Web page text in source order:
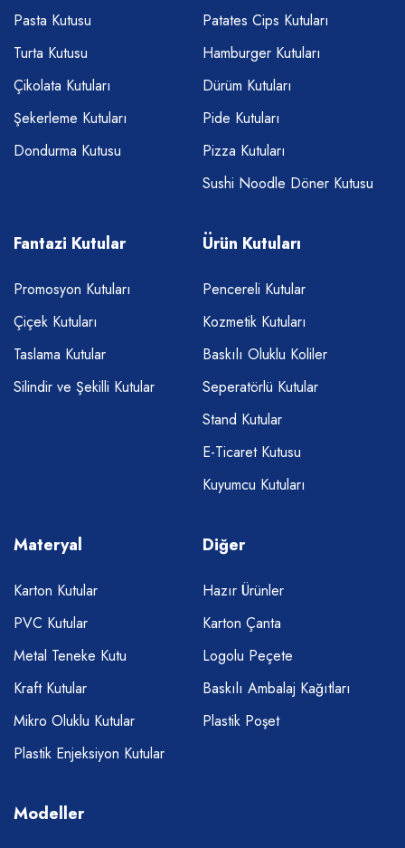
Pasta Kutusu
Turta Kutusu
Çikolata Kutuları
Şekerleme Kutuları
Dondurma Kutusu
Patates Cips Kutuları
Hamburger Kutuları
Dürüm Kutuları
Pide Kutuları
Pizza Kutuları
Sushi Noodle Döner Kutusu
Fantazi Kutular
Promosyon Kutuları
Çiçek Kutuları
Taslama Kutular
Silindir ve Şekilli Kutular
Ürün Kutuları
Pencereli Kutular
Kozmetik Kutuları
Baskılı Oluklu Koliler
Seperatörlü Kutular
Stand Kutular
E-Ticaret Kutusu
Kuyumcu Kutuları
Materyal
Karton Kutular
PVC Kutular
Metal Teneke Kutu
Kraft Kutular
Mikro Oluklu Kutular
Plastik Enjeksiyon Kutular
Diğer
Hazır Ürünler
Karton Çanta
Logolu Peçete
Baskılı Ambalaj Kağıtları
Plastik Poşet
Modeller